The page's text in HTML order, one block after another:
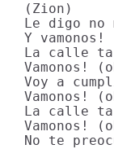
(Zion)
Le digo
Y vamonos!
La calle
Vamonos!
Voy a
Vamonos!
La calle
Vamonos!
No te